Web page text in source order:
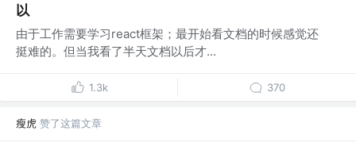
以
由于工作需要学习react框架；最开始看文档的时候感觉还
挺难的。但当我看了半天文档以后才...
1.3k 370
瘦虎 赞了这篇文章